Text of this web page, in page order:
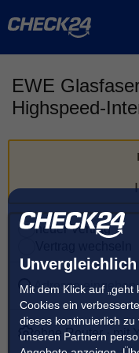
Mit dem Klick auf
Cookies ein
dieses kontinuierlich
unseren Partnern
EWE
Highspeed-
neuer Vertrag
Adresse eingeben
ohne Router · mit